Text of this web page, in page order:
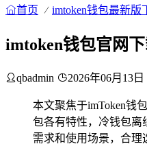
首页 imtoken钱包最新版
imtoken钱包官网
qbadmin 2026年06月13日
本文聚焦于imToken钱
包各有特性，冷钱包离
需求和使用场景，合理